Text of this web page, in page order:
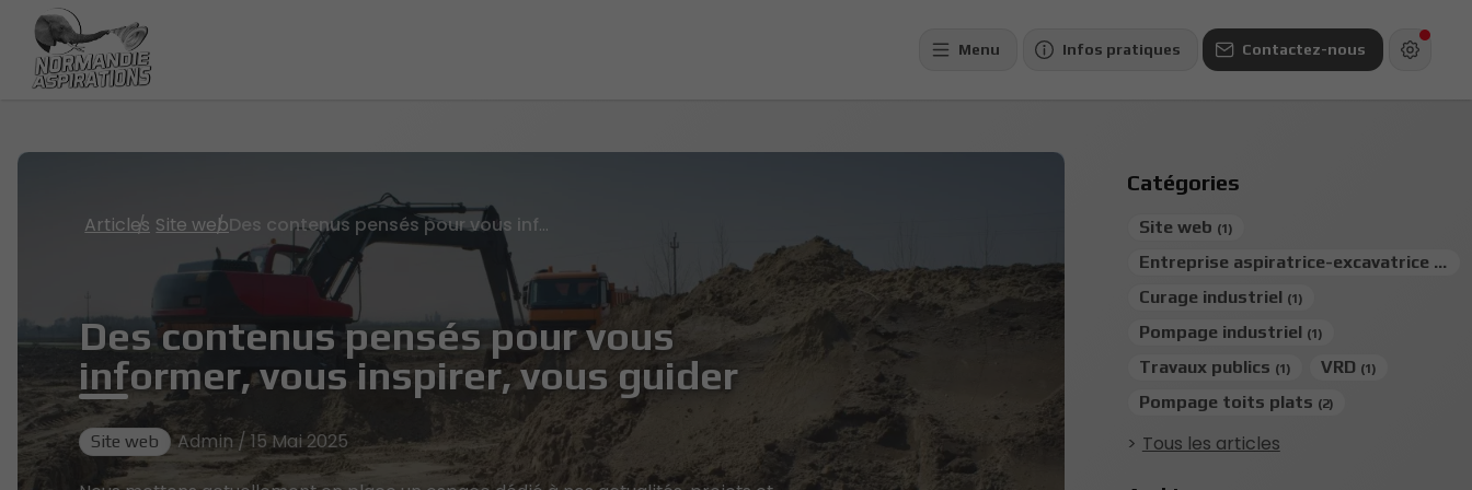
Menu Infos pratiques Contactez-nous
Catégories
Site web (1)
Entreprise aspiratrice-excavatrice
(1)
Curage industriel (1)
Pompage industriel (1)
Travaux publics (1) VRD (1)
Pompage toits plats (2)
Tous les articles
Articles Site web Des contenus pensés pour vous informer, vous inspirer, vous guider
Des contenus pensés pour vous
informer, vous inspirer, vous guider
Site web
Admin / 15 Mai 2025